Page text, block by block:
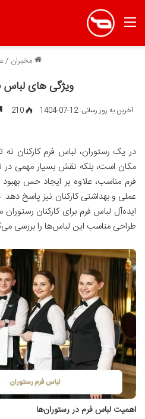
منو
مخبران /
ویژگی های لباس
آخرین به روز رسانی: 12-07-1404 210
در یک رستوران، لباس فرم کارکنان نه
مکان است، بلکه نقش بسیار مهمی در
فرم مناسب، علاوه بر ایجاد حس بهبود
عملی و بهداشتی کارکنان نیز پاسخ
ایده‌آل لباس فرم برای کارکنان
طراحی مناسب این لباس‌ها را بررسی
اهمیت لباس فرم در رستوران‌ها